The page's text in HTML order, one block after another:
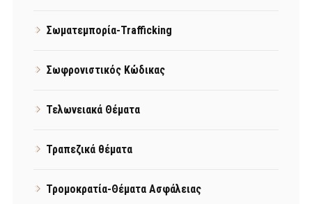
Σωματεμπορία-Trafficking
Σωφρονιστικός Κώδικας
Τελωνειακά Θέματα
Τραπεζικά θέματα
Τρομοκρατία-Θέματα Ασφάλειας